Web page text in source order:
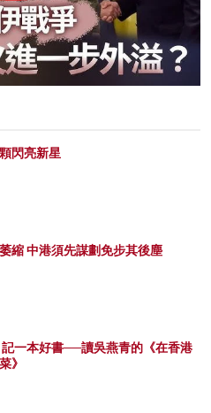
閃亮新星
縮 中港須先謀劃免步其後塵
一本好書──讀吳燕青的《在香港
》